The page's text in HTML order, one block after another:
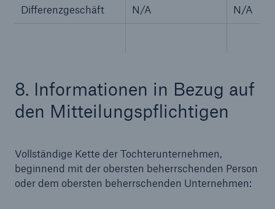
Differenzgeschäft N/A N/A
8. Informationen in Bezug auf
den Mitteilungspflichtigen
Vollständige Kette der Tochterunternehmen,
beginnend mit der obersten beherrschenden Person
oder dem obersten beherrschenden Unternehmen: